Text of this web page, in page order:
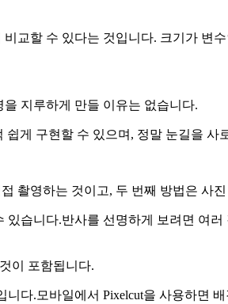
교할 수 있다는 것입니다. 크기가 변
지루하게 만들 이유는 없습니다.
게 구현할 수 있으며, 정말 눈길을 사
촬영하는 것이고, 두 번째 방법은 사
습니다.반사를 선명하게 보려면 여
이 포함됩니다.
다.모바일에서 Pixelcut을 사용하면